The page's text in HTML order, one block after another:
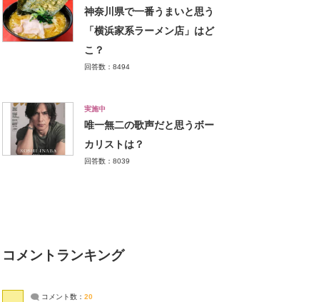
神奈川県で一番うまいと思う
「横浜家系ラーメン店」はど
こ？
回答数：8494
実施中
唯一無二の歌声だと思うボー
カリストは？
回答数：8039
コメントランキング
コメント数： 20